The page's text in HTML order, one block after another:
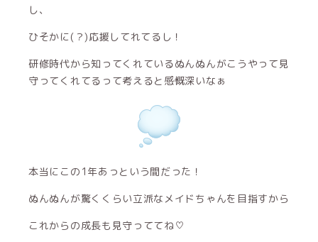
し、
ひそかに(？)応援してれてるし！
研修時代から知ってくれているぬんぬんがこうやって見
守ってくれてるって考えると感慨深いなぁ
本当にこの1年あっという間だった！
ぬんぬんが驚くくらい立派なメイドちゃんを目指すから
これからの成長も見守っててね♡